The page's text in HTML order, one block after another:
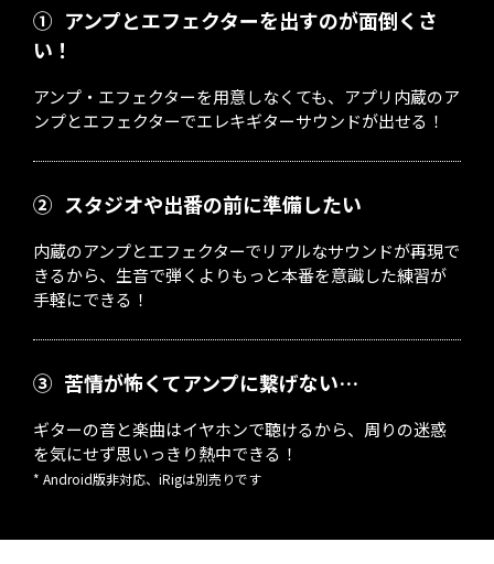
① アンプとエフェクターを出すのが面倒くさ
い！
アンプ・エフェクターを用意しなくても、アプリ内蔵のア
ンプとエフェクターでエレキギターサウンドが出せる！
② スタジオや出番の前に準備したい
内蔵のアンプとエフェクターでリアルなサウンドが再現で
きるから、生音で弾くよりもっと本番を意識した練習が
手軽にできる！
③ 苦情が怖くてアンプに繋げない…
ギターの音と楽曲はイヤホンで聴けるから、周りの迷惑
を気にせず思いっきり熱中できる！
* Android版非対応、iRigは別売りです